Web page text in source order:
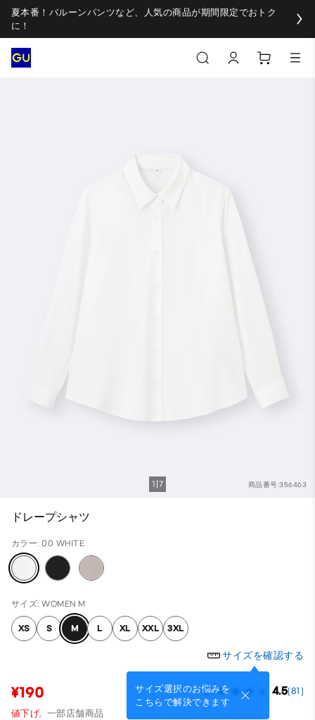
夏本番！バルーンパンツなど、人気の商品が期間限定でおトク
に！
商品番号:356463
1 7
ドレープシャツ
カラー: 00 WHITE
サイズ: WOMEN M
XS S M L XL XXL 3XL
サイズを確認する
サイズ選択のお悩みを
こちらで解決できます
¥190 4.5(81)
値下げ, 一部店舗商品